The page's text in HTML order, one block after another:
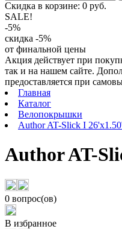
Скидка в корзине: 0 руб.
SALE!
-5%
скидка -5%
от финальной цены
Акция действует при
так и на нашем сайте.
предоставляется при
Главная
Каталог
Велопокрышки
Author AT-Slick I
Author AT-
0 вопрос(ов)
В избранное